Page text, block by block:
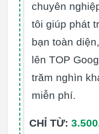
chuyên
tôi giúp phát
bạn toàn
lên TOP
trăm nghìn
miễn phí.
CHỈ TỪ: